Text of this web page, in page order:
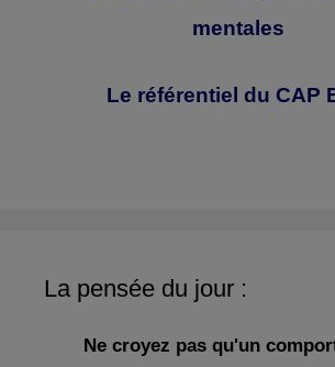
mentales
Le référentiel du CAP
La pensée du jour :
Ne croyez pas qu'un